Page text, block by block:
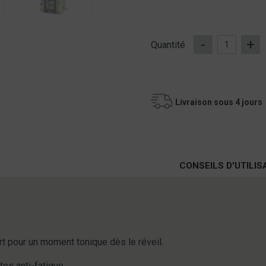
Quantité - +
Livraison sous 4 jours
CONSEILS
pour un moment tonique dès le réveil.